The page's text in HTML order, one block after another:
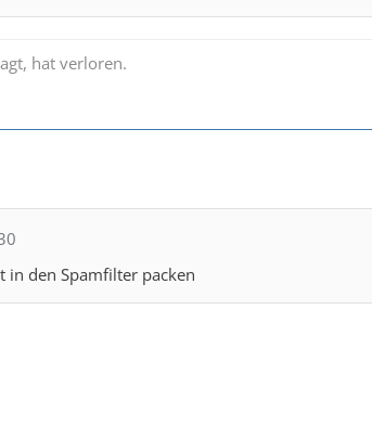
hat verloren.
in den Spamfilter packen